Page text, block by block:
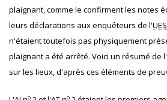
plaignant, comme le confirment les notes
leurs déclarations aux enquêteurs de l'UES
n'étaient toutefois pas physiquement
plaignant a été arrêté. Voici un résumé de
sur les lieux, d'après ces éléments de
o o